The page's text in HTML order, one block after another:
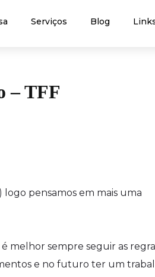
Serviços Blog
– TFF
pensamos em mais uma
sempre seguir as
e no futuro ter um